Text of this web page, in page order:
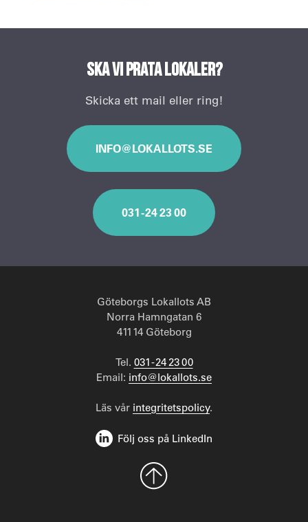
Ska vi prata lokaler?
Skicka ett mail eller ring!
INFO@LOKALLOTS.SE
031 - 24 23 00
Göteborgs Lokallots AB
Norra Hamngatan 6
411 14 Göteborg
Tel. 031 - 24 23 00
Email: info@lokallots.se
Läs vår integritetspolicy.
Följ oss på LinkedIn